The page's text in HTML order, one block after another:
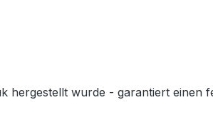
hergestellt wurde - garantiert einen